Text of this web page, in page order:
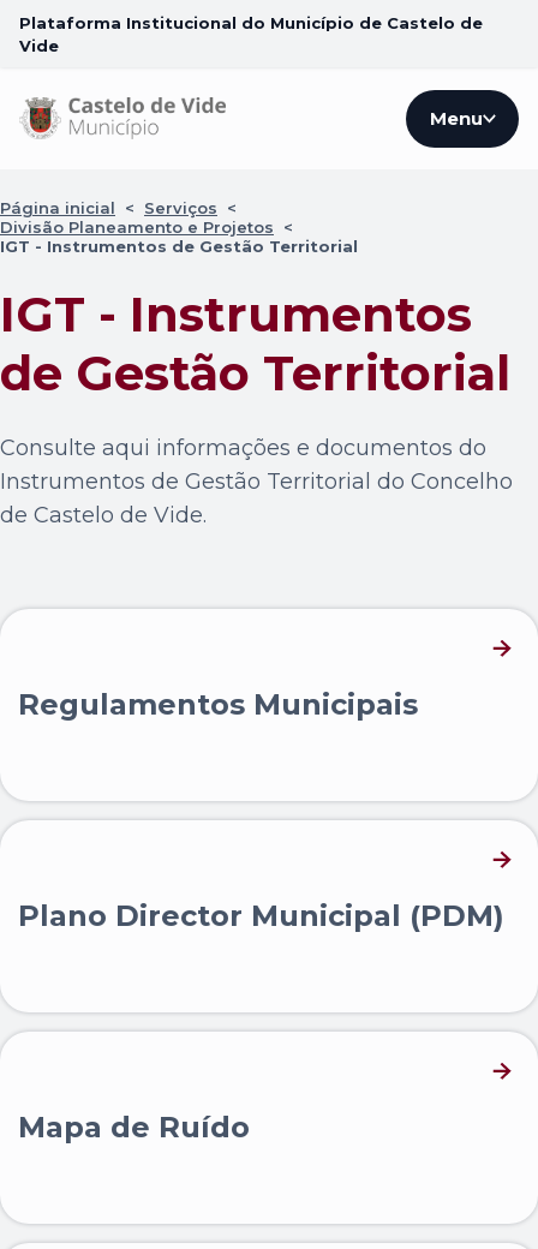
Plataforma Institucional do Município de Castelo de
Vide
Menu
Página inicial < Serviços <
Divisão Planeamento e Projetos <
IGT - Instrumentos de Gestão Territorial
IGT - Instrumentos
de Gestão Territorial
Consulte aqui informações e documentos do
Instrumentos de Gestão Territorial do Concelho
de Castelo de Vide.
Regulamentos Municipais
Plano Director Municipal (PDM)
Mapa de Ruído